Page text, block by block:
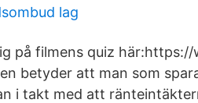
lag
på filmens quiz
betyder att man som
i takt med att